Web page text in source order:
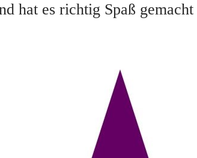
hat es richtig Spaß gemacht